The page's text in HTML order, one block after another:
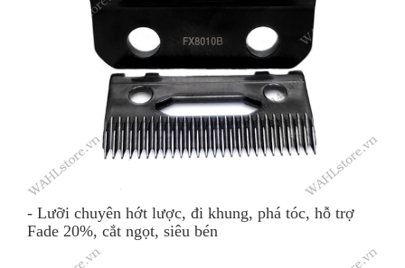
- Lưỡi chuyên hớt lược, đi khung, phá tóc, hỗ trợ
Fade 20%, cắt ngọt, siêu bén